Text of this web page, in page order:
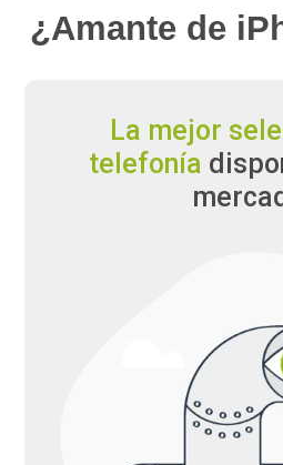
¿Amante de
La mejor
telefonía